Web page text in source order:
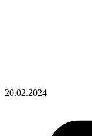
20.02.2024